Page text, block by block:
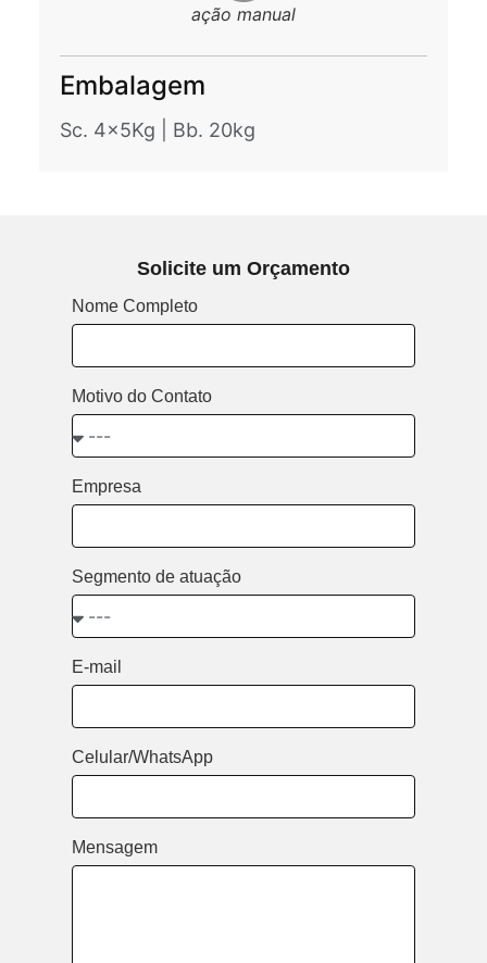
ação manual
Embalagem
Sc. 4x5Kg Bb. 20kg
Solicite um Orçamento
Nome Completo
Motivo do Contato
Empresa
Segmento de atuação
E-mail
Celular/WhatsApp
Mensagem